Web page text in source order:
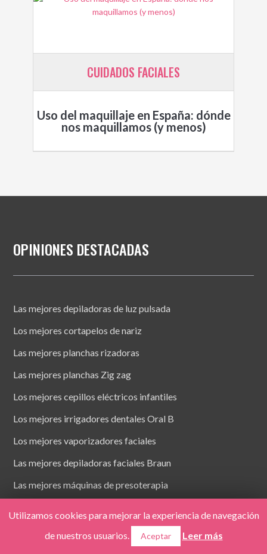
CUIDADOS FACIALES
Uso del maquillaje en España: dónde
nos maquillamos (y menos)
OPINIONES DESTACADAS
Las mejores depiladoras de luz pulsada
Los mejores cortapelos de nariz
Las mejores planchas rizadoras
Las mejores planchas Zig zag
Los mejores cepillos eléctricos infantiles
Los mejores irrigadores dentales Oral B
Los mejores vaporizadores faciales
Las mejores depiladoras faciales Braun
Las mejores máquinas de presoterapia
Los mejores termómetros infrarrojos
Utilizamos cookies para mejorar la experiencia de navegación
de nuestros usuarios.
Aceptar Leer más